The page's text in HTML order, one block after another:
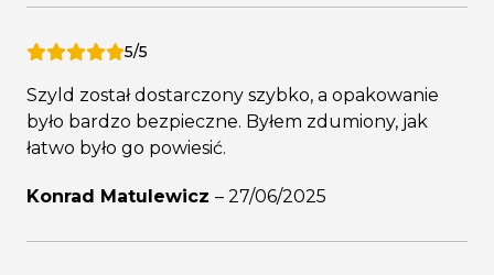
5/5
Szyld został dostarczony szybko, a opakowanie
było bardzo bezpieczne. Byłem zdumiony, jak
łatwo było go powiesić.
Konrad Matulewicz – 27/06/2025